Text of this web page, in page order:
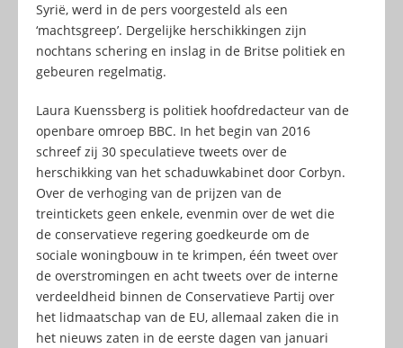
Syrië, werd in de pers voorgesteld als een
‘machtsgreep’. Dergelijke herschikkingen zijn
nochtans schering en inslag in de Britse politiek en
gebeuren regelmatig.
Laura Kuenssberg is politiek hoofdredacteur van de
openbare omroep BBC. In het begin van 2016
schreef zij 30 speculatieve tweets over de
herschikking van het schaduwkabinet door Corbyn.
Over de verhoging van de prijzen van de
treintickets geen enkele, evenmin over de wet die
de conservatieve regering goedkeurde om de
sociale woningbouw in te krimpen, één tweet over
de overstromingen en acht tweets over de interne
verdeeldheid binnen de Conservatieve Partij over
het lidmaatschap van de EU, allemaal zaken die in
het nieuws zaten in de eerste dagen van januari